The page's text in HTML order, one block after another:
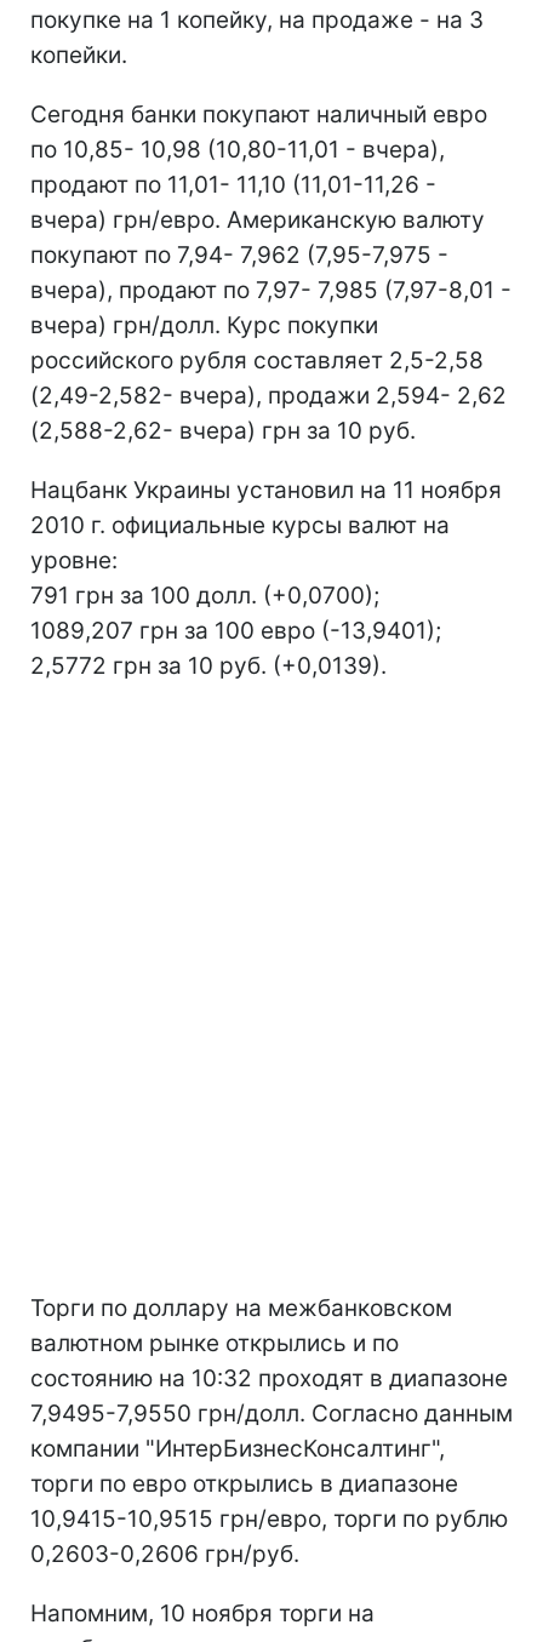
покупке на 1 копейку, на продаже - на 3
копейки.
Сегодня банки покупают наличный евро
по 10,85- 10,98 (10,80-11,01 - вчера),
продают по 11,01- 11,10 (11,01-11,26 -
вчера) грн/евро. Американскую валюту
покупают по 7,94- 7,962 (7,95-7,975 -
вчера), продают по 7,97- 7,985 (7,97-8,01 -
вчера) грн/долл. Курс покупки
российского рубля составляет 2,5-2,58
(2,49-2,582- вчера), продажи 2,594- 2,62
(2,588-2,62- вчера) грн за 10 руб.
Нацбанк Украины установил на 11 ноября
2010 г. официальные курсы валют на
уровне:
791 грн за 100 долл. (+0,0700);
1089,207 грн за 100 евро (-13,9401);
2,5772 грн за 10 руб. (+0,0139).
Торги по доллару на межбанковском
валютном рынке открылись и по
состоянию на 10:32 проходят в диапазоне
7,9495-7,9550 грн/долл. Согласно данным
компании "ИнтерБизнесКонсалтинг",
торги по евро открылись в диапазоне
10,9415-10,9515 грн/евро, торги по рублю
0,2603-0,2606 грн/руб.
Напомним, 10 ноября торги на